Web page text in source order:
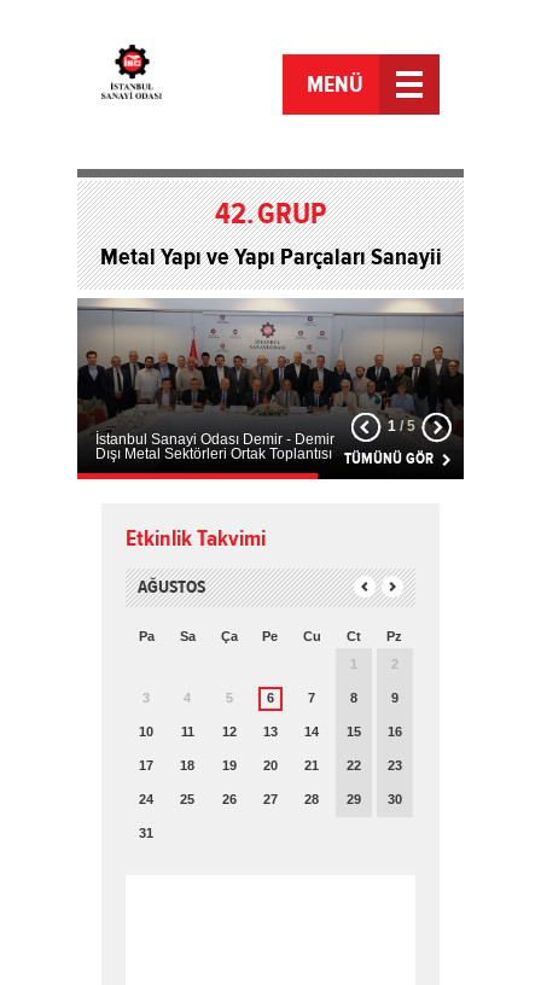
42.GRUP
Metal Yapı ve Yapı Parçaları Sanayii
MENÜ
TÜMÜNÜ GÖR
1 / 5
İstanbul Sanayi Odası Demir - Demir
Dışı Metal Sektörleri Ortak Toplantısı
Etkinlik Takvimi
AĞUSTOS
Pa Sa Ça Pe Cu Ct
Pz
1
2
3 4 5 6 7 8 9
10 11 12 13 14 15 16
17 18 19 20 21 22 23
24 25 26 27 28 29 30
31